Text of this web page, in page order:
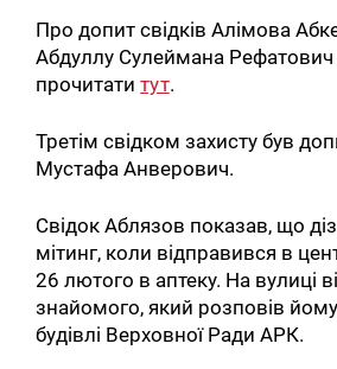
Про допит свідків Алімова
Абдуллу Сулеймана
прочитатитут.
Третім свідком захисту був
Мустафа Анверович.
Свідок Аблязов показав, що
мітинг, коли відправився в
26 лютого в аптеку. На вулиці
знайомого, який розповів йому
будівлі Верховної Ради АРК.